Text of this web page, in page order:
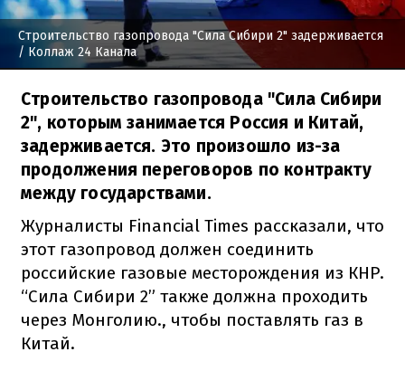
Строительство газопровода "Сила Сибири 2" задерживается
/ Коллаж 24 Канала
Строительство газопровода "Сила Сибири
2", которым занимается Россия и Китай,
задерживается. Это произошло из-за
продолжения переговоров по контракту
между государствами.
Журналисты Financial Times рассказали, что
этот газопровод должен соединить
российские газовые месторождения из КНР.
“Сила Сибири 2” также должна проходить
через Монголию., чтобы поставлять газ в
Китай.